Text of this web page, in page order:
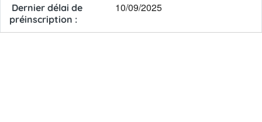
Dernier délai de
préinscription :
10/09/2025